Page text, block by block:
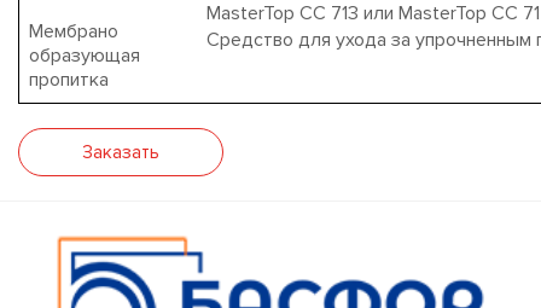
Мембрано
образующая
пропитка
MasterTop СC 713 или MasterTop СC
Средство для ухода за упрочненным
Заказать